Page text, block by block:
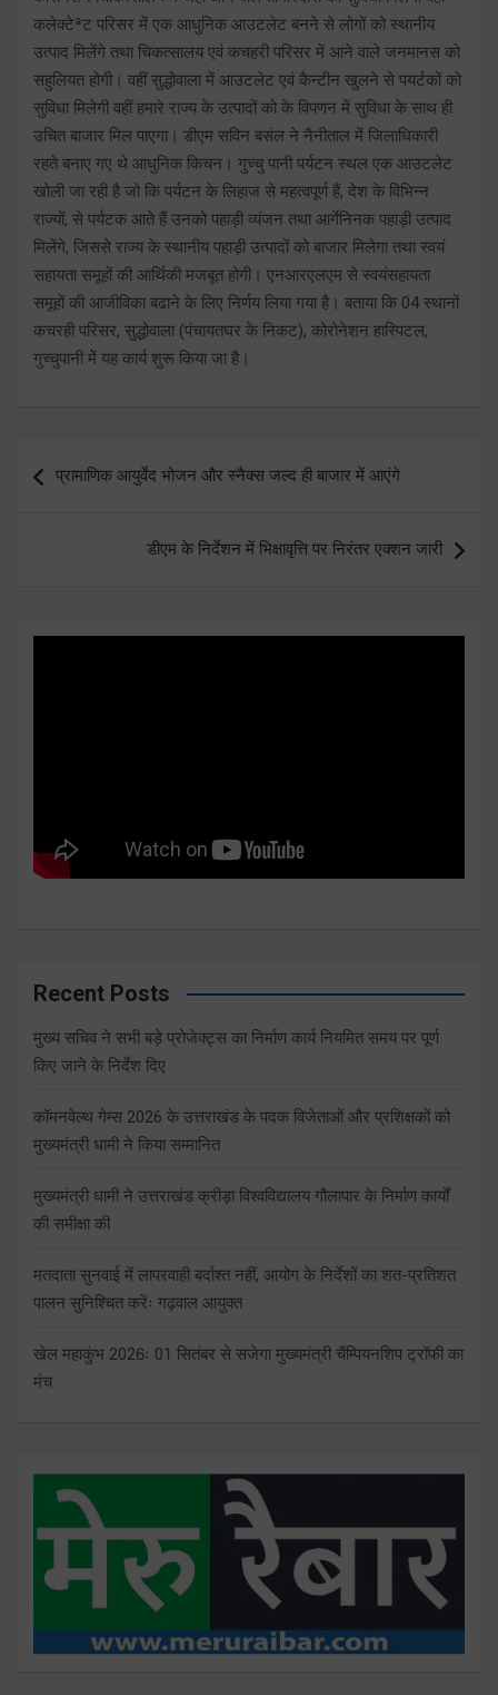
कलेक्टेªट परिसर में एक आधुनिक आउटलेट बनने से लोगों को स्थानीय
उत्पाद मिलेंगे तथा चिकत्सालय एवं कचहरी परिसर में आने वाले जनमानस को
सहुलियत होगी। वहीं सुद्धोवाला में आउटलेट एवं कैन्टीन खुलने से पयर्टकों को
सुविधा मिलेगी वहीं हमारे राज्य के उत्पादों को के विपणन में सुविधा के साथ ही
उचित बाजार मिल पाएगा। डीएम सविन बसंल ने नैनीताल में जिलाधिकारी
रहते बनाए गए थे आधुनिक किचन। गुच्चु पानी पर्यटन स्थल एक आउटलेट
खोली जा रही है जो कि पर्यटन के लिहाज से महत्वपूर्ण हैं, देश के विभिन्न
राज्यों, से पर्यटक आते हैं उनको पहाड़ी व्यंजन तथा आर्गेनिनक पहाड़ी उत्पाद
मिलेंगे, जिससे राज्य के स्थानीय पहाड़ी उत्पादों को बाजार मिलेगा तथा स्वयं
सहायता समूहों की आर्थिकी मजबूत होगी। एनआरएलएम से स्वयंसहायता
समूहों की आजीविका बढाने के लिए निर्णय लिया गया है। बताया कि 04 स्थानों
कचरही परिसर, सुद्धोवाला (पंचायतघर के निकट), कोरोनेशन हास्पिटल,
गुच्चुपानी मेें यह कार्य शुरू किया जा है।
navigation
प्रामाणिक आयुर्वेद भोजन और स्नैक्स जल्द ही बाजार में आएंगे
डीएम के निर्देशन में भिक्षावृत्ति पर निरंतर एक्शन जारी
Recent Posts
मुख्य सचिव ने सभी बड़े प्रोजेक्ट्स का निर्माण कार्य नियमित समय पर पूर्ण
किए जाने के निर्देश दिए
कॉमनवेल्थ गेम्स 2026 के उत्तराखंड के पदक विजेताओं और प्रशिक्षकों को
मुख्यमंत्री धामी ने किया सम्मानित
मुख्यमंत्री धामी ने उत्तराखंड क्रीड़ा विश्वविद्यालय गौलापार के निर्माण कार्यों
की समीक्षा की
मतदाता सुनवाई में लापरवाही बर्दाश्त नहीं, आयोग के निर्देशों का शत-प्रतिशत
पालन सुनिश्चित करेंः गढ़वाल आयुक्त
खेल महाकुंभ 2026ः 01 सितंबर से सजेगा मुख्यमंत्री चैंम्पियनशिप ट्रॉफी का
मंच